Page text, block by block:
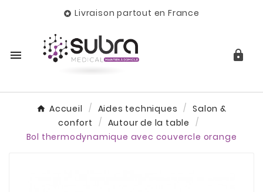
 Livraison partout en France
 
Accueil Aides techniques
Salon &
confort
Autour de la table
Bol thermodynamique avec couvercle orange